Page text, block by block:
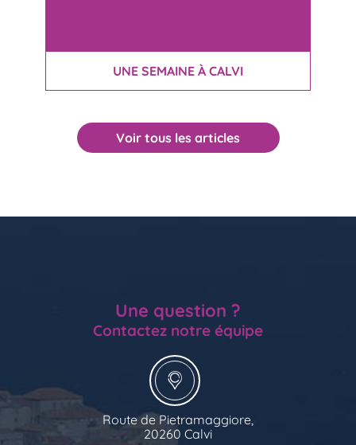
UNE SEMAINE À CALVI
Voir tous les articles
Une question ?
Contactez notre équipe
Route de Pietramaggiore,
20260 Calvi